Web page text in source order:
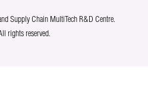
Supply Chain MultiTech R&D Centre.
rights reserved.